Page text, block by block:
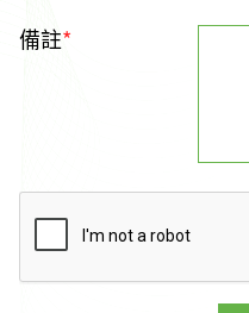
備註*